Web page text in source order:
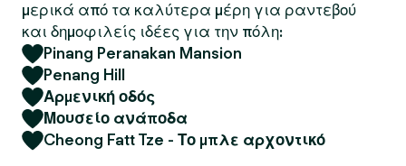
μερικά από τα καλύτερα μέρη για ραντεβού
και δημοφιλείς ιδέες για την πόλη:
Pinang Peranakan Mansion
Penang Hill
Αρμενική οδός
Μουσείο ανάποδα
Cheong Fatt Tze - Το μπλε αρχοντικό